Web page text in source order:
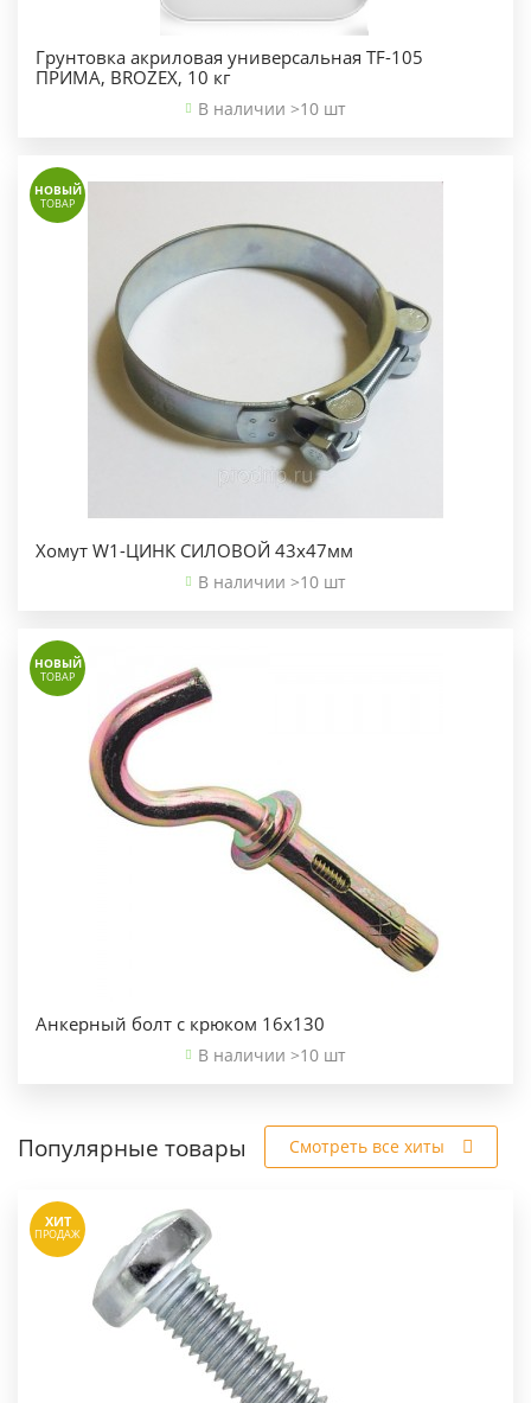
Грунтовка акриловая универсальная TF-105
ПРИМА, BROZEX, 10 кг
В наличии >10 шт
НОВЫЙ
ТОВАР
Хомут W1-ЦИНК СИЛОВОЙ 43х47мм
В наличии >10 шт
НОВЫЙ
ТОВАР
Анкерный болт с крюком 16х130
В наличии >10 шт
Популярные товары Смотреть все хиты
ХИТ
ПРОДАЖ